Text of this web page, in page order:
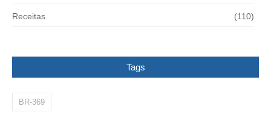
Receitas (110)
Tags
BR-369